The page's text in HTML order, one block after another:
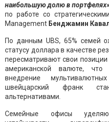
наибольшую долю в
по работе со
Management Бенджамин
По данным UBS, 65% семей
статусу доллара в качестве
пересматривают свои
американской валюте, что
внедрение
швейцарский франк
альтернативами.
Семейные офисы